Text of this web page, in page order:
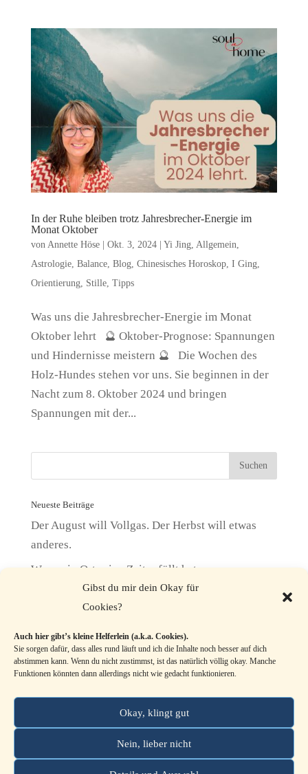
Gibst du mir dein Okay für
Cookies?
Auch hier gibt’s kleine Helferlein (a.k.a. Cookies).
Sie sorgen dafür, dass alles rund läuft und ich die Inhalte noch besser auf dich
abstimmen kann. Wenn du nicht zustimmst, ist das natürlich völlig okay. Manche
Funktionen könnten dann allerdings nicht wie gedacht funktionieren.
Okay, klingt gut
Nein, lieber nicht
In der Ruhe bleiben trotz Jahresbrecher-Energie im
Monat Oktober
von Annette Höse| Okt. 3, 2024| Yi Jing, Allgemein
Astrologie, Balance, Blog, Chinesisches Horoskop, I Ging,
Orientierung, Stille, Tipps
Was uns die Jahresbrecher-Energie im Monat
Oktober lehrt 🔮 Oktober-Prognose: Spannungen
und Hindernisse meistern 🔮 Die Wochen des
Holz-Hundes stehen vor uns. Sie beginnen in der
Nacht zum 8. Oktober 2024 und bringen
Spannungen mit der...
Neueste Beiträge
Der August will Vollgas. Der Herbst will etwas
anderes.
Wenn ein Ort seine Zeit erfüllt hat
Kein Nährboden. Und trotzdem wächst sie.
Entschlossenheit im Monat der Wasserschlange
Kategorien
Datenschutz Cookie-Richtlinie (EU)